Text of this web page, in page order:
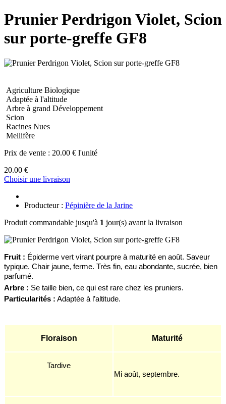
Prunier Perdrigon Violet, Scion
sur porte-greffe GF8
Agriculture Biologique
Adaptée à l'altitude
Arbre à grand Développement
Scion
Racines Nues
Mellifère
Prix de vente : 20.00 € l'unité
20.00 €
Choisir une livraison
Producteur : Pépinière de la Jarine
Produit commandable jusqu'à 1 jour(s) avant la livraison
Fruit : Épiderme vert virant pourpre à maturité en août. Saveur
typique. Chair jaune, ferme. Très fin, eau abondante, sucrée, bien
parfumé.
Arbre : Se taille bien, ce qui est rare chez les pruniers.
Particularités : Adaptée à l’altitude.
Floraison Maturité
Tardive
Mi août, septembre.